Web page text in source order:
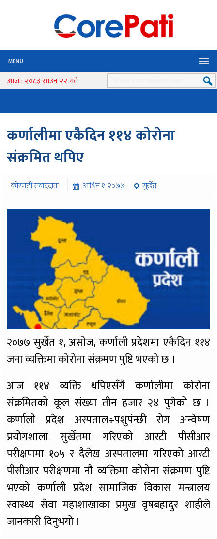
MENU
आज : २०८३ साउन २२ गते
कर्णालीमा एकैदिन ११४ कोरोना
संक्रमित थपिए
कोरपाटी संवाददाता आश्विन १, २०७७
सुर्खेत
२०७७ सुर्खेत १, असोज, कर्णाली प्रदेशमा एकैदिन ११४
जना व्यक्तिमा कोरोना संक्रमण पुष्टि भएको छ ।
आज ११४ व्यक्ति थपिएसँगै कर्णालीमा कोरोना
संक्रमितको कूल संख्या तीन हजार २४ पुगेको छ ।
कर्णाली प्रदेश अस्पताल÷पशुपंन्छी रोग अन्वेषण
प्रयोगशाला सुर्खेतमा गरिएको आरटी पीसीआर
परीक्षणमा १०५ र दैलेख अस्पतालमा गरिएको आरटी
पीसीआर परीक्षणमा नौ व्यक्तिमा कोरोना संक्रमण पुष्टि
भएको कर्णाली प्रदेश सामाजिक विकास मन्त्रालय
स्वास्थ्य सेवा महाशाखाका प्रमुख वृषबहादुर शाहीले
जानकारी दिनुभयो ।